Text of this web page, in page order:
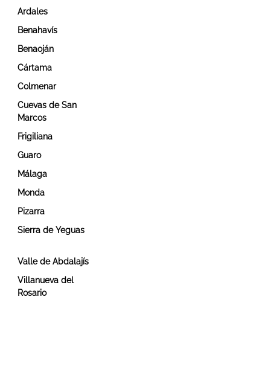
Ardales
Benahavís
Benaoján
Cártama
Colmenar
Cuevas de San
Marcos
Frigiliana
Guaro
Málaga
Monda
Pizarra
Sierra de Yeguas
Valle de Abdalajís
Villanueva del
Rosario